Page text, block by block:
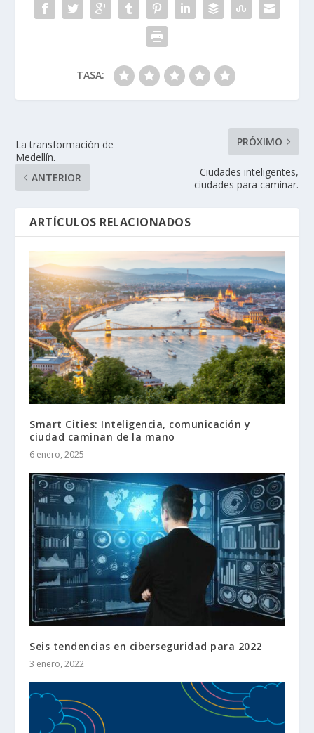
TASA:
La transformación de
Medellín.
ANTERIOR
PRÓXIMO
Ciudades inteligentes,
ciudades para caminar.
ARTÍCULOS RELACIONADOS
Smart Cities: Inteligencia, comunicación y
ciudad caminan de la mano
6 enero, 2025
Seis tendencias en ciberseguridad para 2022
3 enero, 2022